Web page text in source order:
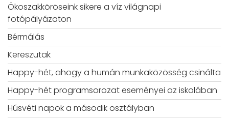
Ökoszakköröseink sikere a víz világnapi
fotópályázaton
Bérmálás
Kereszutak
Happy-hét, ahogy a humán munkaközösség csinálta
Happy-hét programsorozat eseményei az iskolában
Húsvéti napok a második osztályban